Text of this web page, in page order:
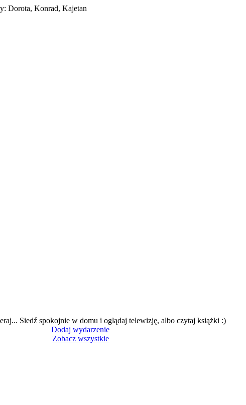
Dorota, Konrad, Kajetan
Siedź spokojnie w domu i oglądaj telewizję, albo czytaj książki :)
Dodaj wydarzenie
Zobacz wszystkie